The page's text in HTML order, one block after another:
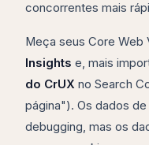
concorrentes mais
Meça seus Core Web
Insights e, mais
do CrUX no Search
página"). Os dados
debugging, mas os